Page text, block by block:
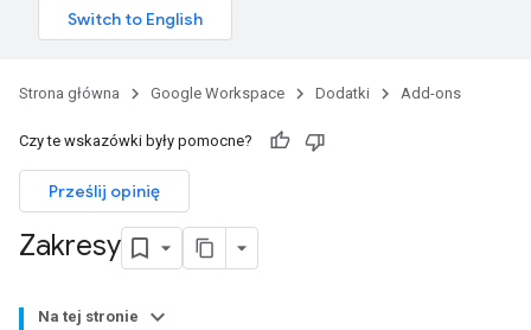
Strona główna Google Workspace Dodatki Add-ons
Czy te wskazówki były pomocne?
Prześlij opinię
Zakresy
Na tej stronie